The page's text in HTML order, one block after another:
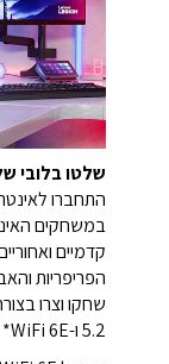
שלטו בלובי
קדמיים
הפריפריות
5.2 ו-WiFi 6E* לחיבורים עם השהייה נמוכה.